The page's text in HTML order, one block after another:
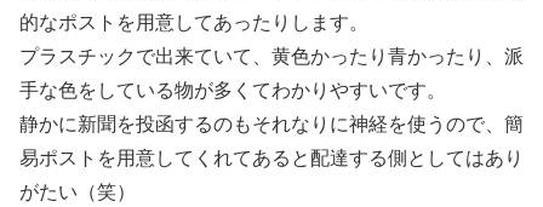
的なポストを用意してあったりします。
プラスチックで出来ていて、黄色かったり青かったり、派
手な色をしている物が多くてわかりやすいです。
静かに新聞を投函するのもそれなりに神経を使うので、簡
易ポストを用意してくれてあると配達する側としてはあり
がたい（笑）